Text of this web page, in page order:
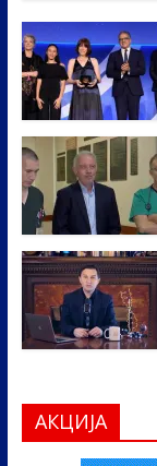
e
b
o
o
k
itt
er
АКЦИЈА